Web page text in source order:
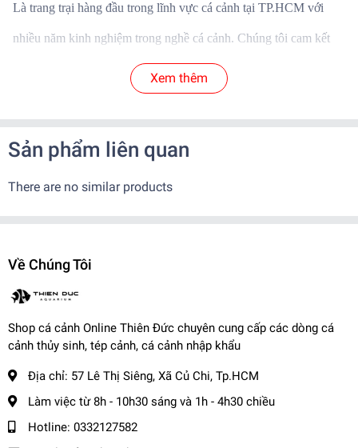
Là trang trại hàng đầu trong lĩnh vực cá cảnh tại TP.HCM với
nhiều năm kinh nghiệm trong nghề cá cảnh. Chúng tôi cam kết
mang đến những dòng cá cảnh thủy sinh chất lượng và mới lại
hàng
✨Cá nuôi dưỡng và sinh sản tại trại, đảm bảo khỏe mạnh
✨Cá nhập khẩu rõ nguồn gốc, màu sắc vượt trội, không bệnh tật
✨Ngoài ra khi mua hàng, trại còn BẢO HÀNH CÁ SỐNG đến
✨Khi nhận hàng vui lòng quay video kiểm tra thùng cá để shop
-------------------------------------
📌
Vận Chuyển:
Kể từ khi đơn hàng đã bàn giao cho đơn vị vận chuyển.
- Nội thành: + Hỏa Tốc: 1-2 tiếng ( Tính theo phí grab )
- Tỉnh Miền Nam và Miền Trung: + 2 - 3 ngày
- Tỉnh Miền Bắc: + 2 - 3 ngày
Xem thêm
Sản phẩm liên quan
There are no similar products
Về Chúng Tôi
Shop cá cảnh Online Thiên Đức chuyên cung cấp các dòng cá
cảnh thủy sinh, tép cảnh, cá cảnh nhập khẩu
Địa chỉ: 57 Lê Thị Siêng, Xã Củ Chi, Tp.HCM
Làm việc từ 8h - 10h30 sáng và 1h - 4h30 chiều
Hotline: 0332127582